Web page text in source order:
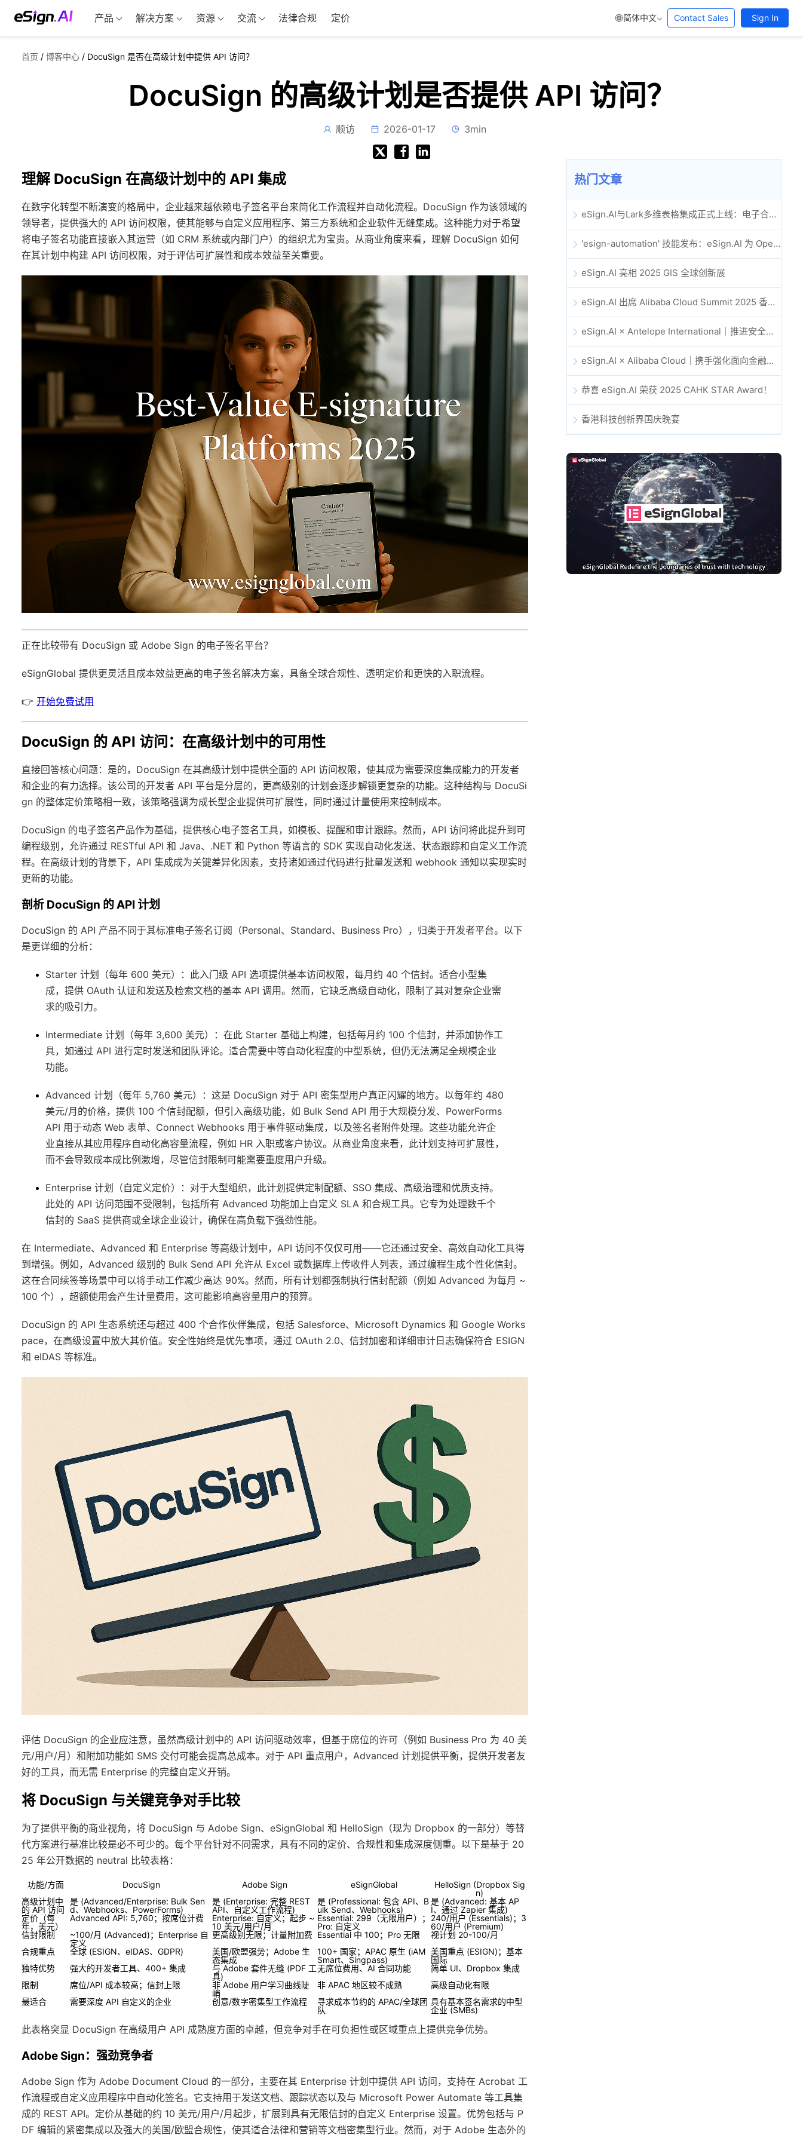
产品 解决方案 资源 交流 法律合规 定价 简体中文 Contact Sales Sign In
首页 / 博客中心 / DocuSign 是否在高级计划中提供 API 访问？
DocuSign 的高级计划是否提供 API 访问？
顺访 2026-01-17 3min
理解 DocuSign 在高级计划中的 API 集成
在数字化转型不断演变的格局中，企业越来越依赖电子签名平台来简化工作流程并自动化流程。DocuSign 作为该领域的
领导者，提供强大的 API 访问权限，使其能够与自定义应用程序、第三方系统和企业软件无缝集成。这种能力对于希望
将电子签名功能直接嵌入其运营（如 CRM 系统或内部门户）的组织尤为宝贵。从商业角度来看，理解 DocuSign 如何
在其计划中构建 API 访问权限，对于评估可扩展性和成本效益至关重要。
正在比较带有 DocuSign 或 Adobe Sign 的电子签名平台？
eSignGlobal 提供更灵活且成本效益更高的电子签名解决方案，具备全球合规性、透明定价和更快的入职流程。
👉 开始免费试用
DocuSign 的 API 访问：在高级计划中的可用性
直接回答核心问题：是的，DocuSign 在其高级计划中提供全面的 API 访问权限，使其成为需要深度集成能力的开发者
和企业的有力选择。该公司的开发者 API 平台是分层的，更高级别的计划会逐步解锁更复杂的功能。这种结构与 DocuSi
gn 的整体定价策略相一致，该策略强调为成长型企业提供可扩展性，同时通过计量使用来控制成本。
DocuSign 的电子签名产品作为基础，提供核心电子签名工具，如模板、提醒和审计跟踪。然而，API 访问将此提升到可
编程级别，允许通过 RESTful API 和 Java、.NET 和 Python 等语言的 SDK 实现自动化发送、状态跟踪和自定义工作流
程。在高级计划的背景下，API 集成成为关键差异化因素，支持诸如通过代码进行批量发送和 webhook 通知以实现实时
更新的功能。
剖析 DocuSign 的 API 计划
DocuSign 的 API 产品不同于其标准电子签名订阅（Personal、Standard、Business Pro），归类于开发者平台。以下
是更详细的分析：
Starter 计划（每年 600 美元）
：此入门级 API 选项提供基本访问权限，每月约 40 个信封。适合小型集
成，提供 OAuth 认证和发送及检索文档的基本 API 调用。然而，它缺乏高级自动化，限制了其对复杂企业需
求的吸引力。
Intermediate 计划（每年 3,600 美元）
：在此 Starter 基础上构建，包括每月约 100 个信封，并添加协作工
具，如通过 API 进行定时发送和团队评论。适合需要中等自动化程度的中型系统，但仍无法满足全规模企业
功能。
Advanced 计划（每年 5,760 美元）
：这是 DocuSign 对于 API 密集型用户真正闪耀的地方。以每年约 480
美元/月的价格，提供 100 个信封配额，但引入高级功能，如 Bulk Send API 用于大规模分发、PowerForms
API 用于动态 Web 表单、Connect Webhooks 用于事件驱动集成，以及签名者附件处理。这些功能允许企
业直接从其应用程序自动化高容量流程，例如 HR 入职或客户协议。从商业角度来看，此计划支持可扩展性，
而不会导致成本成比例激增，尽管信封限制可能需要重度用户升级。
Enterprise 计划（自定义定价）
：对于大型组织，此计划提供定制配额、SSO 集成、高级治理和优质支持。
此处的 API 访问范围不受限制，包括所有 Advanced 功能加上自定义 SLA 和合规工具。它专为处理数千个
信封的 SaaS 提供商或全球企业设计，确保在高负载下强劲性能。
在 Intermediate、Advanced 和 Enterprise 等高级计划中，API 访问不仅仅可用——它还通过安全、高效自动化工具得
到增强。例如，Advanced 级别的 Bulk Send API 允许从 Excel 或数据库上传收件人列表，通过编程生成个性化信封。
这在合同续签等场景中可以将手动工作减少高达 90%。然而，所有计划都强制执行信封配额（例如 Advanced 为每月 ~
100 个），超额使用会产生计量费用，这可能影响高容量用户的预算。
DocuSign 的 API 生态系统还与超过 400 个合作伙伴集成，包括 Salesforce、Microsoft Dynamics 和 Google Works
pace，在高级设置中放大其价值。安全性始终是优先事项，通过 OAuth 2.0、信封加密和详细审计日志确保符合 ESIGN
和 eIDAS 等标准。
评估 DocuSign 的企业应注意，虽然高级计划中的 API 访问驱动效率，但基于席位的许可（例如 Business Pro 为 40 美
元/用户/月）和附加功能如 SMS 交付可能会提高总成本。对于 API 重点用户，Advanced 计划提供平衡，提供开发者友
好的工具，而无需 Enterprise 的完整自定义开销。
将 DocuSign 与关键竞争对手比较
为了提供平衡的商业视角，将 DocuSign 与 Adobe Sign、eSignGlobal 和 HelloSign（现为 Dropbox 的一部分）等替
代方案进行基准比较是必不可少的。每个平台针对不同需求，具有不同的定价、合规性和集成深度侧重。以下是基于 20
25 年公开数据的 neutral 比较表格：
功能/方面 DocuSign Adobe Sign eSignGlobal
HelloSign (Dropbox Sig
n)
高级计划中
的 API 访问
是 (Advanced/Enterprise: Bulk Sen
d、Webhooks、PowerForms)
是 (Enterprise: 完整 REST
API、自定义工作流程)
是 (Professional: 包含 API、B
ulk Send、Webhooks)
是 (Advanced: 基本 AP
I、通过 Zapier 集成)
定价（每
年，美元）
Advanced API: 5,760；按席位计费
Enterprise: 自定义；起步 ~
10 美元/用户/月
Essential: 299（无限用户）；
Pro: 自定义
240/用户 (Essentials)；3
60/用户 (Premium)
信封限制
~100/月 (Advanced)；Enterprise 自
定义
更高级别无限；计量附加费 Essential 中 100；Pro 无限
视计划 20-100/月
合规重点
全球 (ESIGN、eIDAS、GDPR)
美国/欧盟强势；Adobe 生
态集成
100+ 国家；APAC 原生 (iAM
Smart、Singpass)
美国重点 (ESIGN)；基本
国际
独特优势
强大的开发者工具、400+ 集成
与 Adobe 套件无缝 (PDF 工
具)
无席位费用、AI 合同功能
简单 UI、Dropbox 集成
限制
席位/API 成本较高；信封上限
非 Adobe 用户学习曲线陡
峭
非 APAC 地区较不成熟
高级自动化有限
最适合
需要深度 API 自定义的企业 创意/数字密集型工作流程
寻求成本节约的 APAC/全球团
队
具有基本签名需求的中型
企业 (SMBs)
此表格突显 DocuSign 在高级用户 API 成熟度方面的卓越，但竞争对手在可负担性或区域重点上提供竞争优势。
Adobe Sign：强劲竞争者
Adobe Sign 作为 Adobe Document Cloud 的一部分，主要在其 Enterprise 计划中提供 API 访问，支持在 Acrobat 工
作流程或自定义应用程序中自动化签名。它支持用于发送文档、跟踪状态以及与 Microsoft Power Automate 等工具集
成的 REST API。定价从基础的约 10 美元/用户/月起步，扩展到具有无限信封的自定义 Enterprise 设置。优势包括与 P
DF 编辑的紧密集成以及强大的美国/欧盟合规性，使其适合法律和营销等文档密集型行业。然而，对于 Adobe 生态外的
热门文章
eSign.AI与Lark多维表格集成正式上线：电子合同签署归档全程自动化
'esign-automation' 技能发布：eSign.AI 为 OpenClaw 提供自动化电子签名能力
eSign.AI 亮相 2025 GIS 全球创新展
eSign.AI 出席 Alibaba Cloud Summit 2025 香港站，共同探讨 AI 驱动的云创新与数字信任未来
eSign.AI × Antelope International｜推进安全且由 AI 驱动的数字化工作流
eSign.AI × Alibaba Cloud｜携手强化面向金融科技的全球数字信任
恭喜 eSign.AI 荣获 2025 CAHK STAR Award！
香港科技创新界国庆晚宴